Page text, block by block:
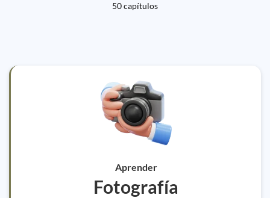
50 capítulos
Aprender
Fotografía